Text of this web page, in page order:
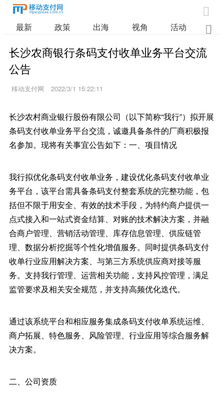

最新 政策 出海 视角 活动 业

长沙农商银行条码支付收单业务平台交流
公告
移动支付网 2022/3/1 15:22:11
长沙农村商业银行股份有限公司（以下简称“我行”）拟开展
条码支付收单业务平台交流，诚邀具备条件的厂商积极报
名参加。现将有关事宜公告如下：一、项目情况
我行拟优化条码支付收单业务，建设优化条码支付收单业
务平台，该平台需具备条码支付整套系统的完整功能，包
括但不限于用安全、有效的技术手段，为特约商户提供一
点式接入和一站式资金结算、对账的技术解决方案，并融
合商户管理、营销活动管理、库存信息管理、供应链管
理、数据分析挖掘等个性化增值服务。同时提供条码支付
收单行业应用解决方案、与第三方系统供应商对接等服
务。支持我行管理、运营相关功能，支持风控管理，满足
监管要求及相关安全规范，并支持高频优化迭代。
通过该系统平台和相应服务集成条码支付收单系统运维、
商户拓展、特色服务、风险管理、行业应用等综合服务解
决方案。
二、公司资质